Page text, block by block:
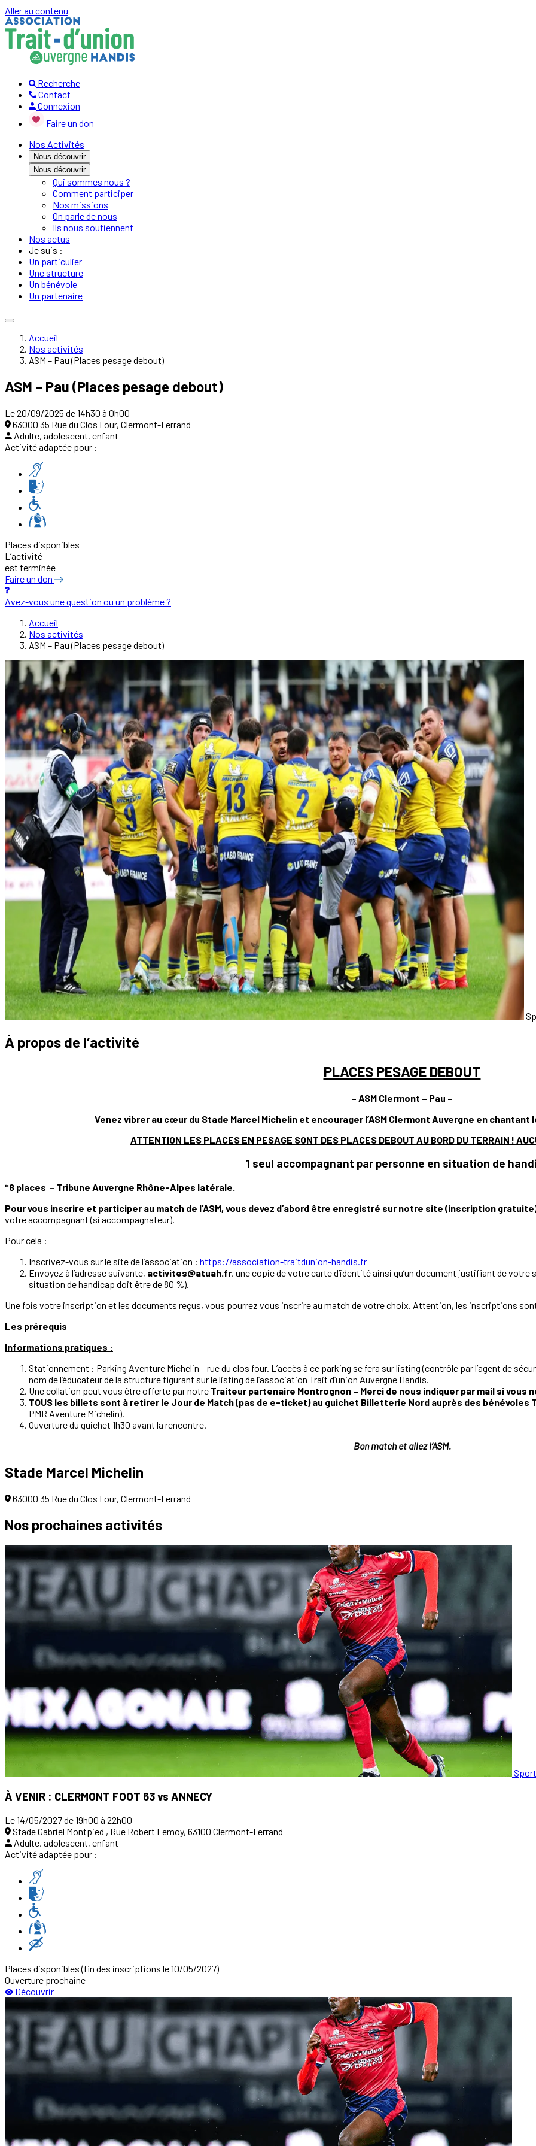
Aller au contenu
Recherche
Contact
Connexion
Faire un don
Nos Activités
Nous découvrir
Nous découvrir
Qui sommes nous ?
Comment participer
Nos missions
On parle de nous
Ils nous soutiennent
Nos actus
Je suis :
Un particulier
Une structure
Un bénévole
Un partenaire
Accueil
Nos activités
ASM – Pau (Places pesage debout)
ASM – Pau (Places pesage debout)
Le 20/09/2025 de 14h30 à 0h00
63000 35 Rue du Clos Four, Clermont-Ferrand
Adulte, adolescent, enfant
Activité adaptée pour :
Places disponibles
L’activité
est terminée
Faire un don
Avez-vous une question ou un problème ?
Accueil
Nos activités
ASM – Pau (Places pesage debout)
À propos de l‘activité
PLACES PESAGE DEBOUT
– ASM Clermont – Pau –
Venez vibrer au cœur du Stade Marcel Michelin et encourager l’ASM Clermont Auvergne en
ATTENTION LES PLACES EN PESAGE SONT DES PLACES DEBOUT AU BORD DU TERRAIN !
1 seul accompagnant par personne en situation de
*8 places – Tribune Auvergne Rhône-Alpes latérale.
Pour vous inscrire et participer au match de l’ASM, vous devez d’abord être enregistré sur notre site (inscription
votre accompagnant (si accompagnateur).
Pour cela :
Inscrivez-vous sur le site de l’association : https://association-traitdunion-handis.fr
Envoyez à l’adresse suivante, activites@atuah.fr, une copie de votre carte d’identité ainsi qu’un document justifiant de
situation de handicap doit être de 80 %).
Une fois votre inscription et les documents reçus, vous pourrez vous inscrire au match de votre choix. Attention, les inscriptions
Les prérequis
Informations pratiques :
Stationnement : Parking Aventure Michelin – rue du clos four. L’accès à ce parking se fera sur listing (contrôle par l’agent de
nom de l’éducateur de la structure figurant sur le listing de l’association Trait d’union Auvergne Handis.
Une collation peut vous être offerte par notre Traiteur partenaire Montrognon – Merci de nous indiquer par mail si
TOUS les billets sont à retirer le Jour de Match (pas de e-ticket) au guichet Billetterie Nord auprès des bénévoles
PMR Aventure Michelin).
Ouverture du guichet 1h30 avant la rencontre.
Bon match et allez l’ASM.
Stade Marcel Michelin
63000 35 Rue du Clos Four, Clermont-Ferrand
Nos prochaines activités
Sport
À VENIR : CLERMONT FOOT 63 vs ANNECY
Le 14/05/2027 de 19h00 à 22h00
Stade Gabriel Montpied , Rue Robert Lemoy, 63100 Clermont-Ferrand
Adulte, adolescent, enfant
Activité adaptée pour :
Places disponibles(fin des inscriptions le 10/05/2027)
Ouverture prochaine
Découvrir